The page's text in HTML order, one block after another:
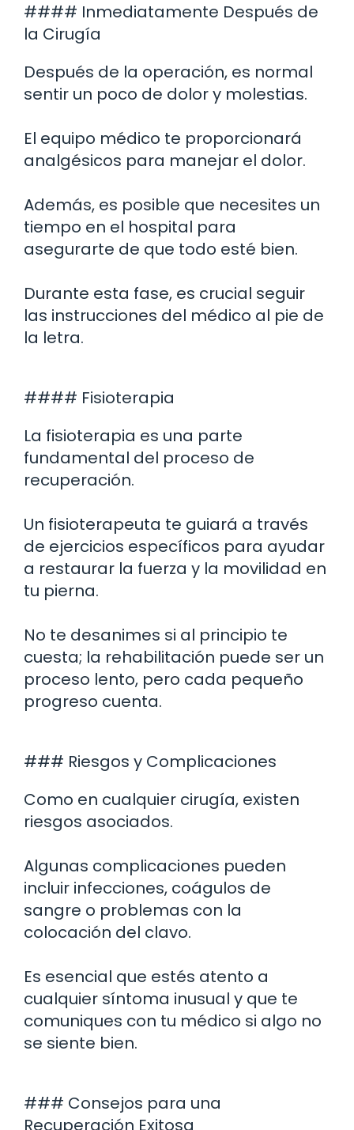
#### Inmediatamente Después de
la Cirugía
Después de la operación, es normal
sentir un poco de dolor y molestias.
El equipo médico te proporcionará
analgésicos para manejar el dolor.
Además, es posible que necesites un
tiempo en el hospital para
asegurarte de que todo esté bien.
Durante esta fase, es crucial seguir
las instrucciones del médico al pie de
la letra.
#### Fisioterapia
La fisioterapia es una parte
fundamental del proceso de
recuperación.
Un fisioterapeuta te guiará a través
de ejercicios específicos para ayudar
a restaurar la fuerza y la movilidad en
tu pierna.
No te desanimes si al principio te
cuesta; la rehabilitación puede ser un
proceso lento, pero cada pequeño
progreso cuenta.
### Riesgos y Complicaciones
Como en cualquier cirugía, existen
riesgos asociados.
Algunas complicaciones pueden
incluir infecciones, coágulos de
sangre o problemas con la
colocación del clavo.
Es esencial que estés atento a
cualquier síntoma inusual y que te
comuniques con tu médico si algo no
se siente bien.
### Consejos para una
Recuperación Exitosa